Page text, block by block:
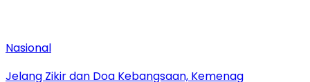
Nasional
Jelang Zikir dan Doa Kebangsaan, Kemenag